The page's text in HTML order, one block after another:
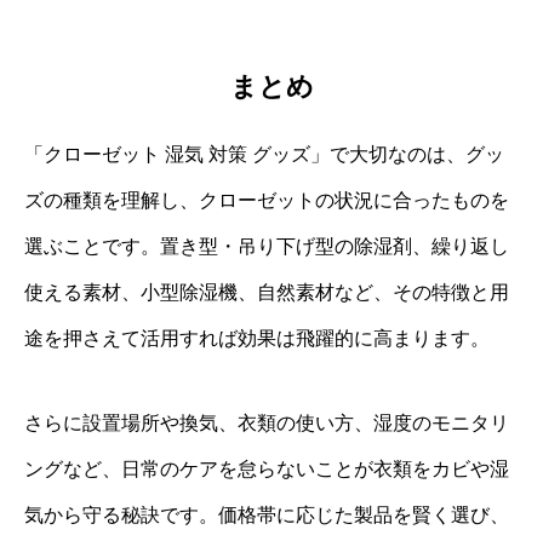
まとめ
「クローゼット 湿気 対策 グッズ」で大切なのは、グッ
ズの種類を理解し、クローゼットの状況に合ったものを
選ぶことです。置き型・吊り下げ型の除湿剤、繰り返し
使える素材、小型除湿機、自然素材など、その特徴と用
途を押さえて活用すれば効果は飛躍的に高まります。
さらに設置場所や換気、衣類の使い方、湿度のモニタリ
ングなど、日常のケアを怠らないことが衣類をカビや湿
気から守る秘訣です。価格帯に応じた製品を賢く選び、